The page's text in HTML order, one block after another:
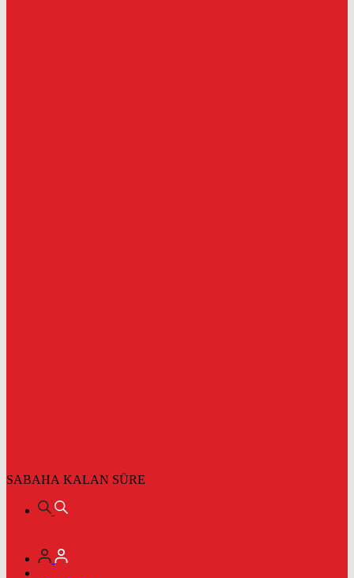
SABAHA KALAN SÜRE